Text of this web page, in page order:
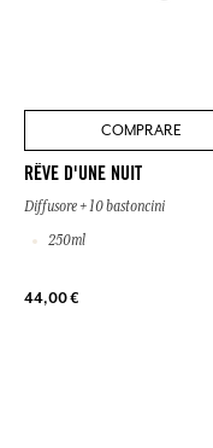
COMPRARE
RÊVE D'UNE NUIT
Diffusore + 10 bastoncini
250ml
44,00 €